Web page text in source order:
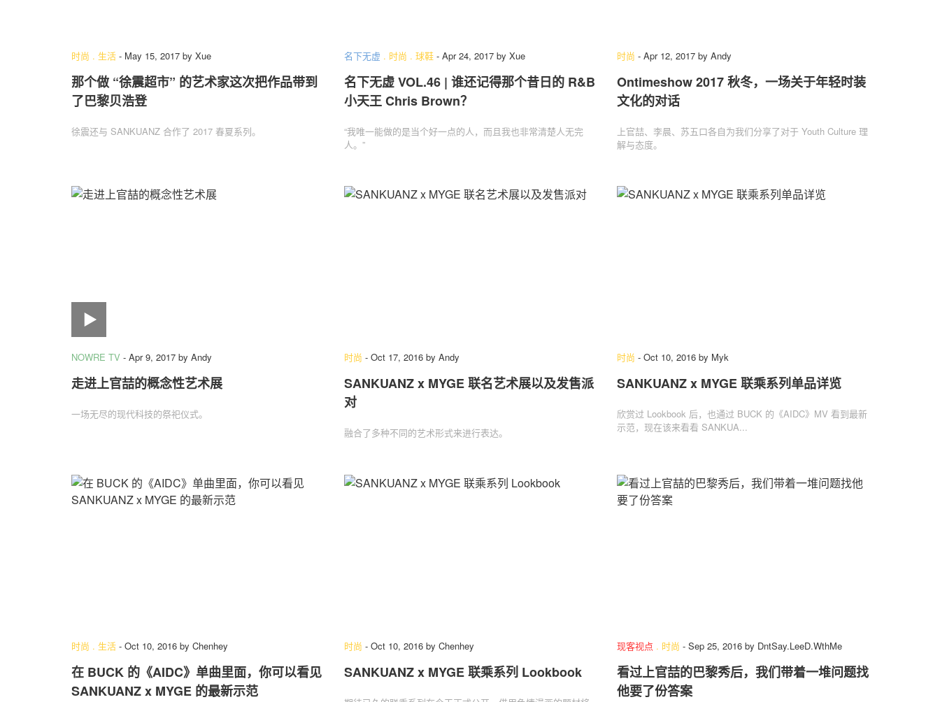
时尚 . 生活 - May 15, 2017 by Xue
那个做 “徐震超市” 的艺术家这次把作品带到
了巴黎贝浩登
徐震还与 SANKUANZ 合作了 2017 春夏系列。
名下无虚 . 时尚 . 球鞋 - Apr 24, 2017 by Xue
名下无虚 VOL.46 | 谁还记得那个昔日的 R&B
小天王 Chris Brown？
“我唯一能做的是当个好一点的人，而且我也非常清楚人无完
人。”
时尚 - Apr 12, 2017 by Andy
Ontimeshow 2017 秋冬，一场关于年轻时装
文化的对话
上官喆、李晨、苏五口各自为我们分享了对于 Youth Culture 理
解与态度。
NOWRE TV - Apr 9, 2017 by Andy
走进上官喆的概念性艺术展
一场无尽的现代科技的祭祀仪式。
时尚 - Oct 17, 2016 by Andy
SANKUANZ x MYGE 联名艺术展以及发售派
对
融合了多种不同的艺术形式来进行表达。
时尚 - Oct 10, 2016 by Myk
SANKUANZ x MYGE 联乘系列单品详览
欣赏过 Lookbook 后，也通过 BUCK 的《AIDC》MV 看到最新
示范，现在该来看看 SANKUA...
时尚 . 生活 - Oct 10, 2016 by Chenhey
在 BUCK 的《AIDC》单曲里面，你可以看见
SANKUANZ x MYGE 的最新示范
时尚 - Oct 10, 2016 by Chenhey
SANKUANZ x MYGE 联乘系列 Lookbook
现客视点 . 时尚 - Sep 25, 2016 by DntSay.LeeD.WthMe
看过上官喆的巴黎秀后，我们带着一堆问题找
他要了份答案